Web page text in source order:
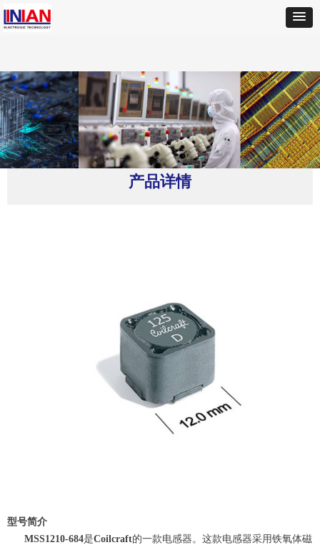
首页 ꄲ Coilcraft(线艺) ꄲ MSS1210-684 屏蔽功率电感器
型号简介
MSS1210-684是Coilcraft的一款电感器。这款电感器采用铁氧体磁
产品详情